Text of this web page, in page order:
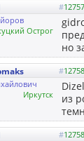
#
Острог
но
#
Иркутск
Dizel
из
#